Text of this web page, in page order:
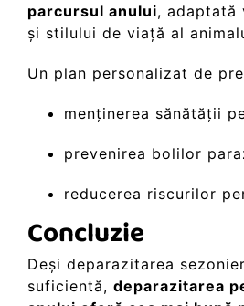
parcursul anului, adaptată
și stilului de viață al
Un plan personalizat de
menținerea sănătății
prevenirea bolilor
reducerea riscurilor
Concluzie
Deși deparazitarea
suficientă, deparazitarea